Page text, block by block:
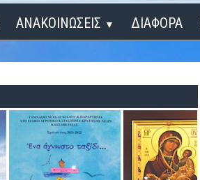
ΑΝΑΚΟΙΝΩΣΕΙΣ ▼
ΔΙΔΑΞΟΝ ΜΕ, ΚΥΡΙΕ
ΓΙΑ ΤΟΥΣ ΜΙΚΡΟΥΣ ΜΑΣ ΦΙΛΟΥΣ
ΔΙΑΦΟΡΑ